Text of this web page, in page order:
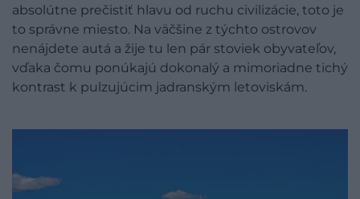
absolútne prečistiť hlavu od ruchu civilizácie, toto je
to správne miesto. Na väčšine z týchto ostrovov
nenájdete autá a žije tu len pár stoviek obyvateľov,
vďaka čomu ponúkajú dokonalý a mimoriadne tichý
kontrast k pulzujúcim jadranským letoviskám.